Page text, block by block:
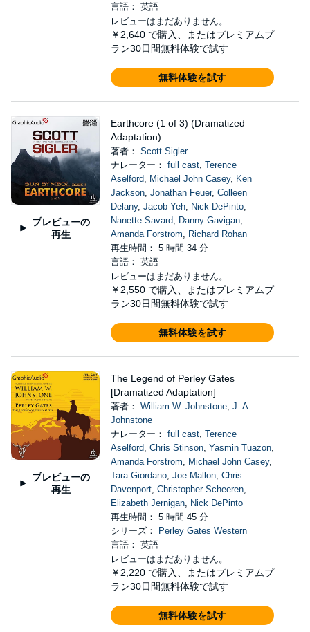
言語： 英語
レビューはまだありません。
￥2,640 で購入、またはプレミアムプ
ラン30日間無料体験で試す
無料体験を試す
プレビューの
再生
Earthcore (1 of 3) (Dramatized
Adaptation)
著者： Scott Sigler
ナレーター： full cast, Terence
Aselford, Michael John Casey, Ken
Jackson, Jonathan Feuer, Colleen
Delany, Jacob Yeh, Nick DePinto,
Nanette Savard, Danny Gavigan,
Amanda Forstrom, Richard Rohan
再生時間： 5 時間 34 分
言語： 英語
レビューはまだありません。
￥2,550 で購入、またはプレミアムプ
ラン30日間無料体験で試す
無料体験を試す
プレビューの
再生
The Legend of Perley Gates
[Dramatized Adaptation]
著者： William W. Johnstone, J. A.
Johnstone
ナレーター： full cast, Terence
Aselford, Chris Stinson, Yasmin Tuazon,
Amanda Forstrom, Michael John Casey,
Tara Giordano, Joe Mallon, Chris
Davenport, Christopher Scheeren,
Elizabeth Jernigan, Nick DePinto
再生時間： 5 時間 45 分
シリーズ：
Perley Gates Western
言語： 英語
レビューはまだありません。
￥2,220 で購入、またはプレミアムプ
ラン30日間無料体験で試す
無料体験を試す